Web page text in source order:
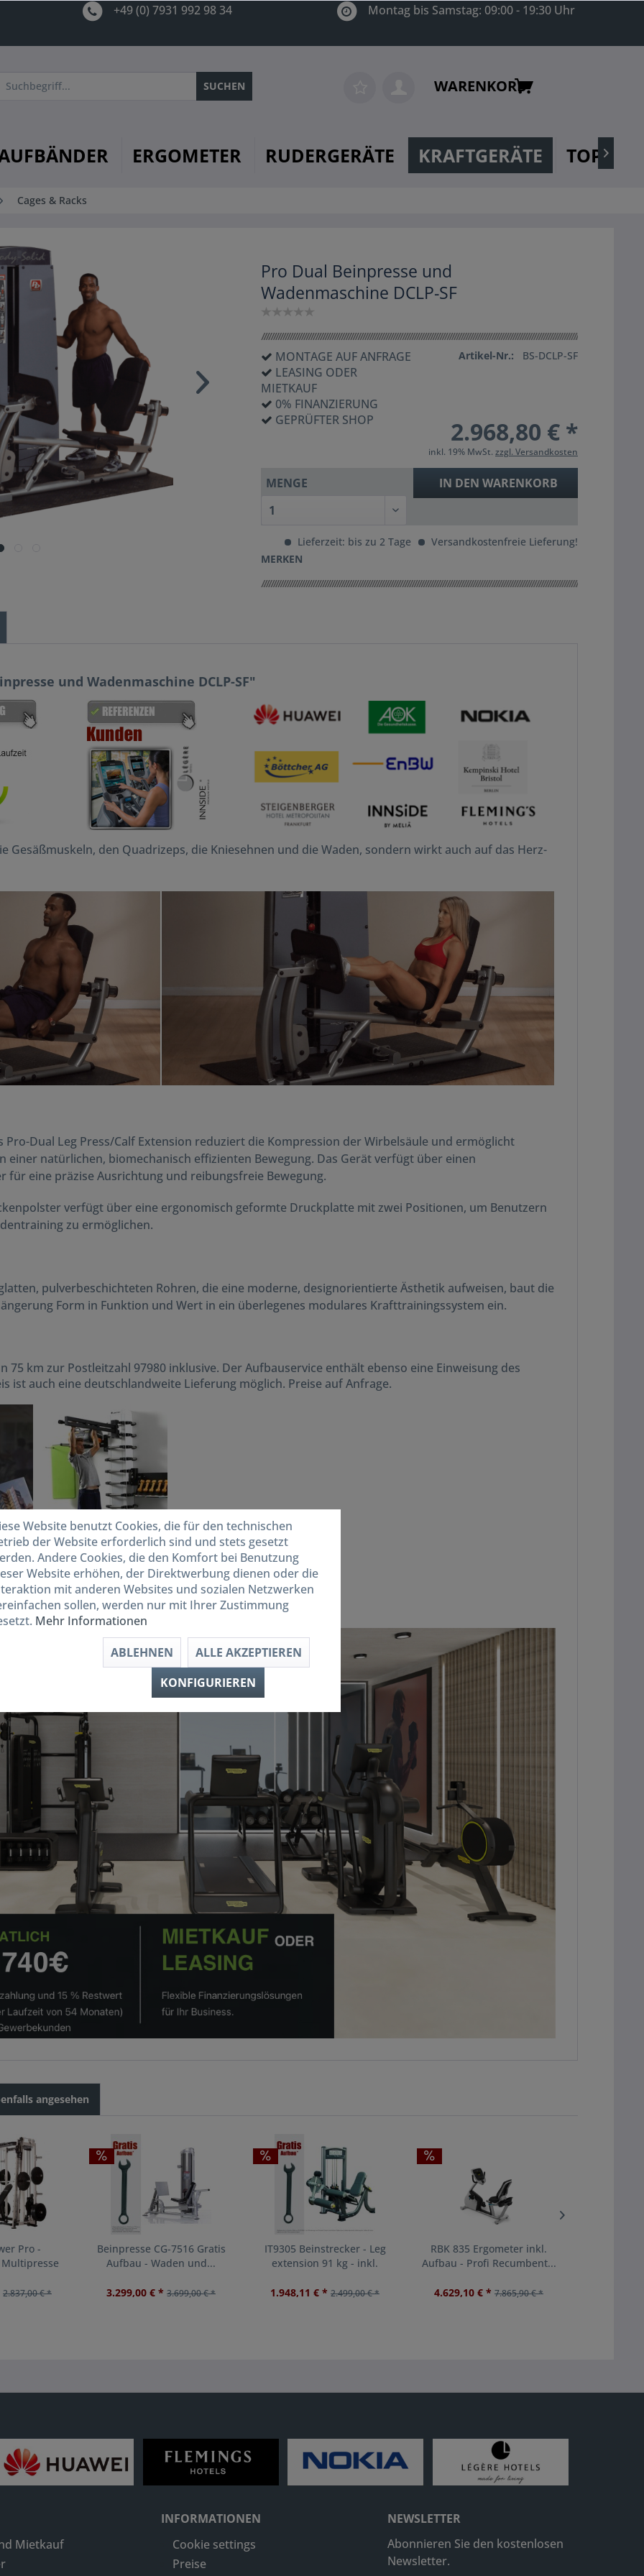
+49 (0) 7931 992 98 34 Montag bis Samstag: 09:00 - 19:30 Uhr
SUCHEN WARENKORB
ERGOMETER RUDERGERÄTE KRAFTGERÄTE TOP
Cages & Racks
Pro Dual Beinpresse und
Wadenmaschine DCLP-SF
MONTAGE AUF ANFRAGE
LEASING ODER
MIETKAUF
0% FINANZIERUNG
GEPRÜFTER SHOP
Artikel-Nr.: BS-DCLP-SF
2.968,80 € *
inkl. 19% MwSt. zzgl. Versandkosten
MENGE IN DEN WARENKORB
Versandkostenfreie Lieferung!
Lieferzeit: bis zu 2 Tage
MERKEN
und Wadenmaschine DCLP-SF"
den Quadrizeps, die Kniesehnen und die Waden, sondern wirkt auch auf das Herz-
Dual Leg Press/Calf Extension reduziert die Kompression der Wirbelsäule und ermöglicht
einer natürlichen, biomechanisch effizienten Bewegung. Das Gerät verfügt über einen
für eine präzise Ausrichtung und reibungsfreie Bewegung.
verfügt über eine ergonomisch geformte Druckplatte mit zwei Positionen, um Benutzern
zu ermöglichen.
pulverbeschichteten Rohren, die eine moderne, designorientierte Ästhetik aufweisen, baut die
Form in Funktion und Wert in ein überlegenes modulares Krafttrainingssystem ein.
75 km zur Postleitzahl 97980 inklusive. Der Aufbauservice enthält ebenso eine Einweisung des
ist auch eine deutschlandweite Lieferung möglich. Preise auf Anfrage.
Referenzen Bildung
angesehen
Pro -
2.837,00 € *
Beinpresse CG-7516 Gratis
Aufbau - Waden und...
3.299,00 € * 3.699,00 € *
IT9305 Beinstrecker - Leg
extension 91 kg - inkl.
1.948,11 € * 2.499,00 € *
RBK 835 Ergometer inkl.
Aufbau - Profi Recumbent...
4.629,10 € * 7.865,90 € *
Mietkauf
INFORMATIONEN
Cookie settings
Preise
NEWSLETTER
Abonnieren Sie den kostenlosen
Newsletter.
Website benutzt Cookies, die für den technischen
der Website erforderlich sind und stets gesetzt
Andere Cookies, die den Komfort bei Benutzung
Website erhöhen, der Direktwerbung dienen oder die
mit anderen Websites und sozialen Netzwerken
sollen, werden nur mit Ihrer Zustimmung
Mehr Informationen
ABLEHNEN
ALLE AKZEPTIEREN
KONFIGURIEREN